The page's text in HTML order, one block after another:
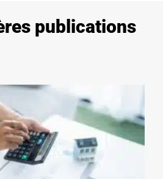
publications